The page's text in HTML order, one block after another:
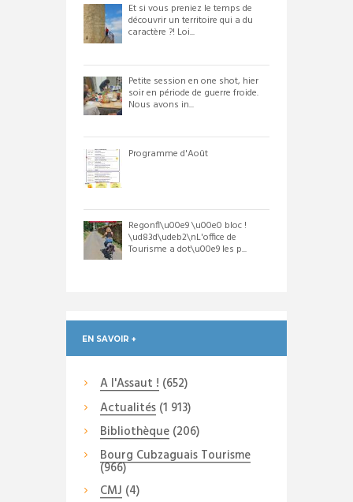
Et si vous preniez le temps de
découvrir un territoire qui a du
caractère ?! Loi...
Petite session en one shot, hier
soir en période de guerre froide.
Nous avons in...
Programme d'Août
Regonfl\u00e9 \u00e0 bloc !
\ud83d\udeb2\nL'office de
Tourisme a dot\u00e9 les p...
EN SAVOIR +
A l'Assaut ! (652)
Actualités(1 913)
Bibliothèque(206)
Bourg Cubzaguais Tourisme
(966)
CMJ (4)